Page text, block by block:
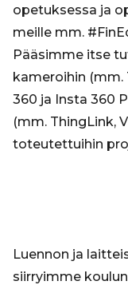
opetuksessa ja
meille mm.
Pääsimme itse
kameroihin (mm.
360 ja Insta 360
(mm. ThingLink,
toteutettuihin
Luennon ja
siirryimme